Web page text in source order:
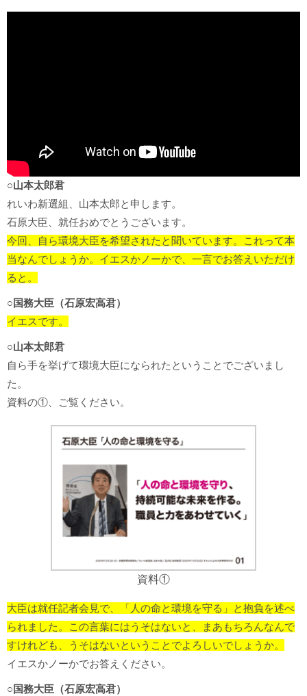
○山本太郎君
れいわ新選組、山本太郎と申します。
石原大臣、就任おめでとうございます。
今回、自ら環境大臣を希望されたと聞いています。
これって本
当なんでしょうか。 イエスかノーかで、一言でお答えいただけ
ると。
○国務大臣（石原宏高君）
イエスです。
○山本太郎君
自ら手を挙げて環境大臣になられたということでございまし
た。
資料の①、ご覧ください。
資料①
大臣は就任記者会見で、「人の命と環境を守る」と抱負を述べ
られました。この言葉にはうそはないと、まあもちろんなんで
すけれども、うそはないということでよろしいでしょうか。
イエスかノーかでお答えください。
○国務大臣（石原宏高君）